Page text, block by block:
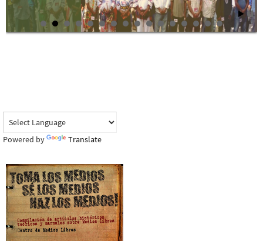
Powered by Translate